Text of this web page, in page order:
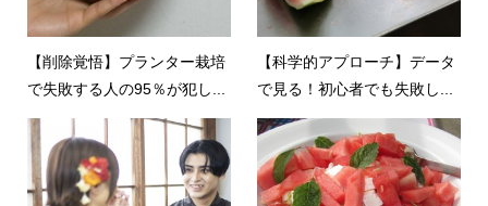
【削除覚悟】プランター栽培
で失敗する人の95％が犯し...
【科学的アプローチ】データ
で見る！初心者でも失敗し...